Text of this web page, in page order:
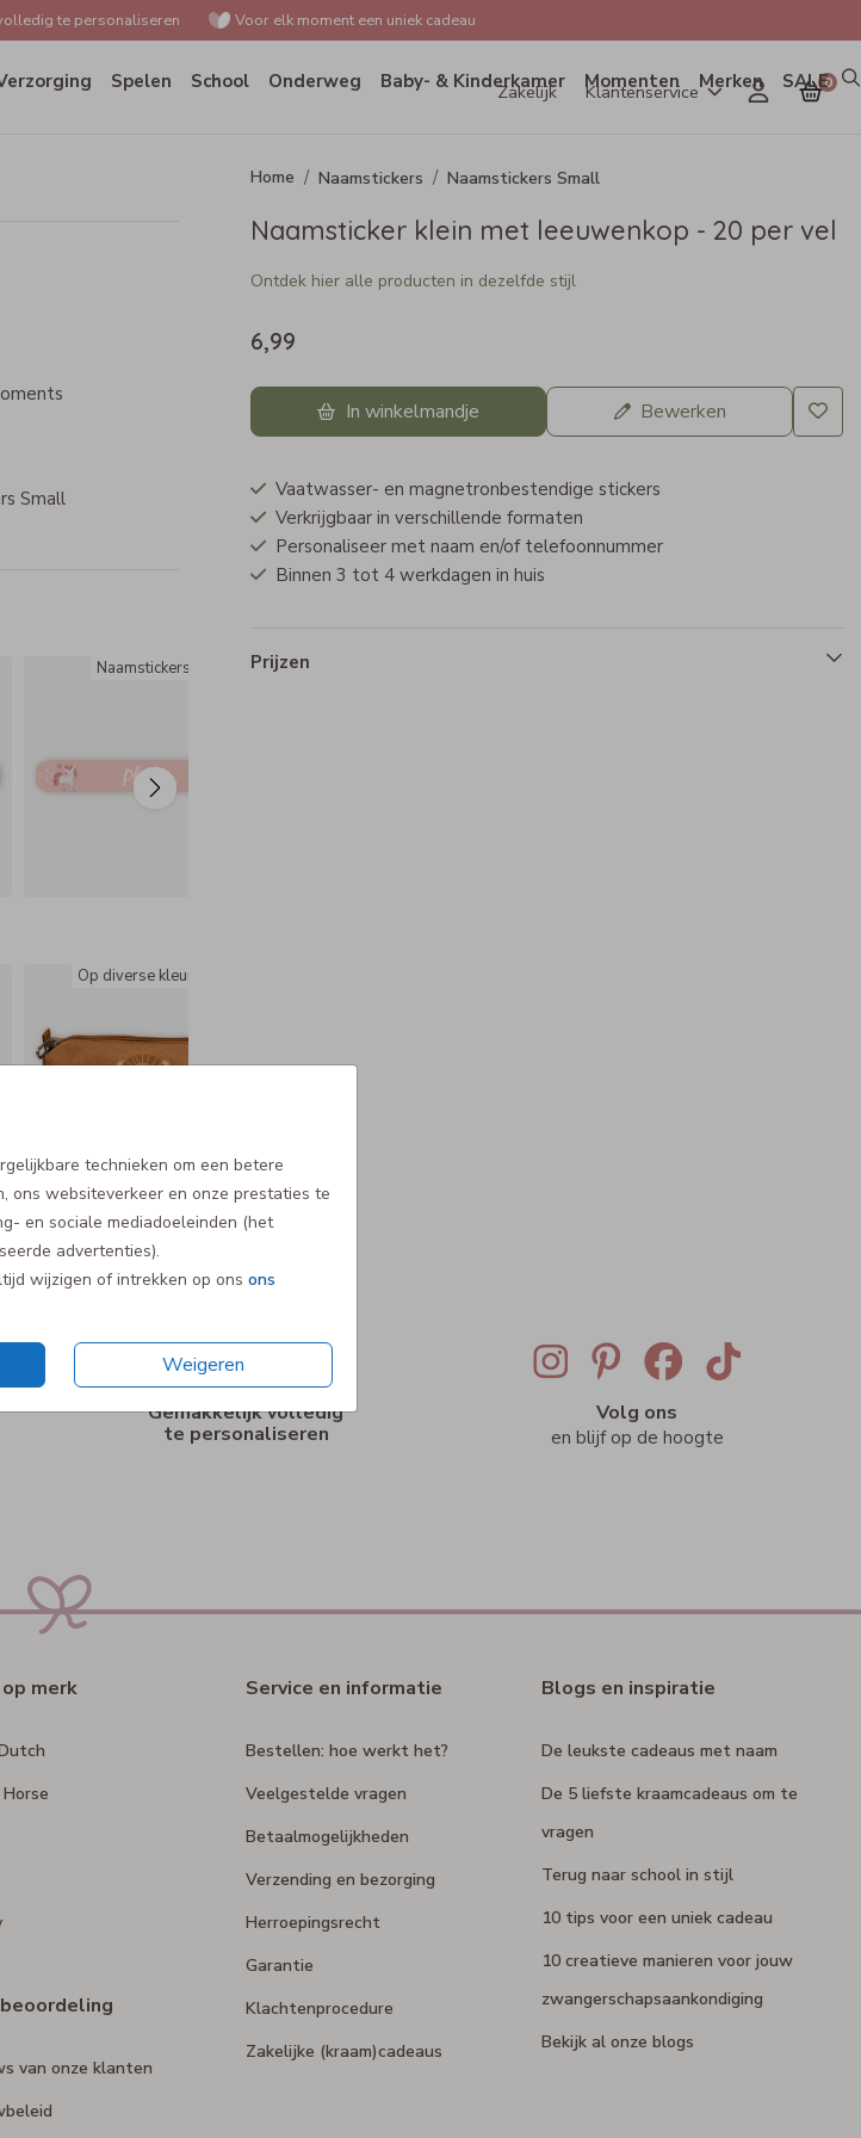
te personaliseren Voor elk moment een uniek cadeau
Zakelijk Klantenservice 0
Spelen School Onderweg Baby- & Kinderkamer Momenten Merken SALE
technieken om een betere
ons websiteverkeer en onze prestaties te
en sociale mediadoeleinden (het
advertenties).
wijzigen of intrekken op ons ons
Weigeren
Small
Naamstickers
Op diverse kleuren
Naamstickers Naamstickers Small
Naamsticker klein met leeuwenkop - 20 per vel
Ontdek hier alle producten in dezelfde stijl
6,99
In winkelmandje Bewerken
Vaatwasser- en magnetronbestendige stickers
Verkrijgbaar in verschillende formaten
Personaliseer met naam en/of telefoonnummer
Binnen 3 tot 4 werkdagen in huis
Prijzen
Gemakkelijk volledig
te personaliseren
Volg ons
en blijf op de hoogte
merk
van onze klanten
Service en informatie
Bestellen: hoe werkt het?
Veelgestelde vragen
Betaalmogelijkheden
Verzending en bezorging
Herroepingsrecht
Garantie
Klachtenprocedure
Zakelijke (kraam)cadeaus
Blogs en inspiratie
De leukste cadeaus met naam
De 5 liefste kraamcadeaus om te
vragen
Terug naar school in stijl
10 tips voor een uniek cadeau
10 creatieve manieren voor jouw
zwangerschapsaankondiging
Bekijk al onze blogs